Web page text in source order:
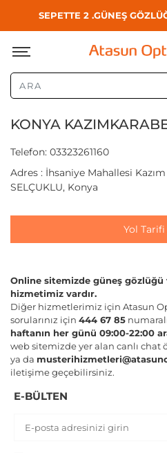
SEPETTE 2 .GÜNEŞ
KONYA
Telefon: 03323261160
Adres : İhsaniye Mahallesi
SELÇUKLU, Konya
Yol Tarifi
Online sitemizde güneş gözlüğü
hizmetimiz vardır.
Diğer hizmetlerimiz için Atasun
sorularınız için 444 67 85
haftanın her günü 09:00-22:00
web sitemizde yer alan canlı chat
ya da
iletişime geçebilirsiniz.
E-BÜLTEN